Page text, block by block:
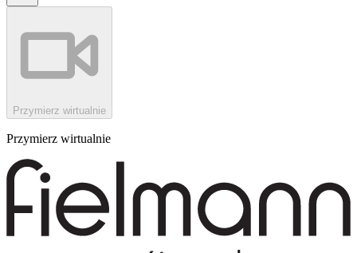
Przymierz wirtualnie
Przymierz wirtualnie